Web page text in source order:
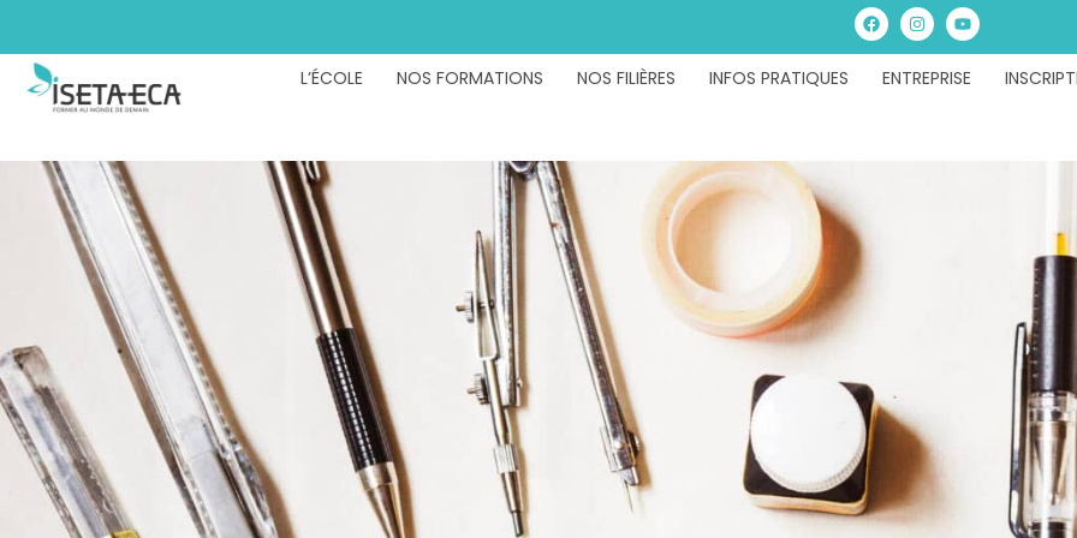
L’ÉCOLE NOS FORMATIONS NOS FILIÈRES INFOS PRATIQUES ENTREPRISE